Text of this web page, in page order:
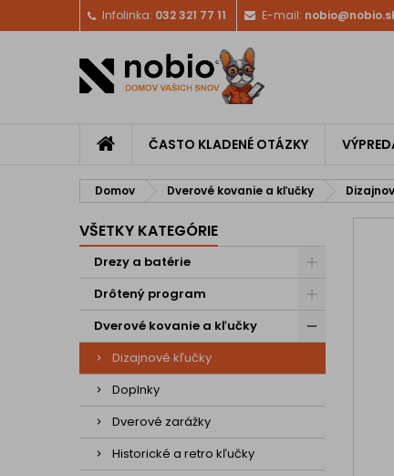
Infolinka: 032 321 77 11 E-mail:
ČASTO KLADENÉ OTÁZKY
Domov Dverové kovanie a kľučky
VŠETKY KATEGÓRIE
Drezy a batérie
Drôtený program
Dverové kovanie a kľučky
Dizajnové kľučky
Doplnky
Dverové zarážky
Historické a retro kľučky